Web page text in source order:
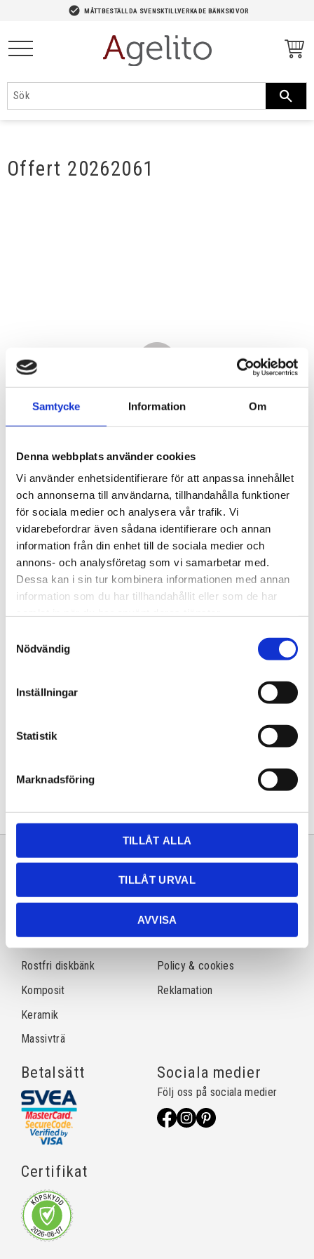
Samtycke Information Om
Denna webbplats använder cookies
Vi använder enhetsidentifierare för att anpassa innehållet
och annonserna till användarna, tillhandahålla funktioner
för sociala medier och analysera vår trafik. Vi
vidarebefordrar även sådana identifierare och annan
information från din enhet till de sociala medier och
annons- och analysföretag som vi samarbetar med.
Dessa kan i sin tur kombinera informationen med annan
information som du har tillhandahållit eller som de har
Nödvändig
Inställningar
Statistik
Marknadsföring
TILLÅT ALLA
TILLÅT URVAL
AVVISA
check_circle MÅTTBESTÄLLDA SVENSKTILLVERKADE BÄNKSKIVOR
Offert 20262061
9 990,00KR
Antal
Lagervara
Artikelnr
20262061
Sortiment
Natursten
Rostfri diskbänk
Komposit
Keramik
Massivträ
Information
Frågor & svar
Köpvillkor
Policy & cookies
Reklamation
Betalsätt
Certifikat
Sociala medier
Följ oss på sociala medier